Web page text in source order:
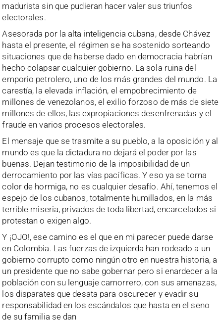
madurista sin que pudieran hacer valer sus triunfos
electorales.
Asesorada por la alta inteligencia cubana, desde Chávez
hasta el presente, el régimen se ha sostenido sorteando
situaciones que de haberse dado en democracia habrían
hecho colapsar cualquier gobierno. La sola ruina del
emporio petrolero, uno de los más grandes del mundo. La
carestía, la elevada inflación, el empobrecimiento de
millones de venezolanos, el exilio forzoso de más de siete
millones de ellos, las expropiaciones desenfrenadas y el
fraude en varios procesos electorales.
El mensaje que se trasmite a su pueblo, a la oposición y al
mundo es que la dictadura no dejará el poder por las
buenas. Dejan testimonio de la imposibilidad de un
derrocamiento por las vías pacíficas. Y eso ya se torna
color de hormiga, no es cualquier desafío. Ahí, tenemos el
espejo de los cubanos, totalmente humillados, en la más
terrible miseria, privados de toda libertad, encarcelados si
protestan o exigen algo.
Y ¡OJO!, ese camino es el que en mi parecer puede darse
en Colombia. Las fuerzas de izquierda han rodeado a un
gobierno corrupto como ningún otro en nuestra historia, a
un presidente que no sabe gobernar pero si enardecer a la
población con su lenguaje camorrero, con sus amenazas,
los disparates que desata para oscurecer y evadir su
responsabilidad en los escándalos que hasta en el seno
de su familia se dan